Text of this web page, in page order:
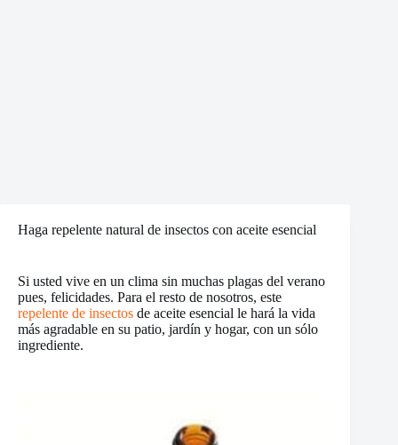
Haga repelente natural de insectos con aceite esencial
Si usted vive en un clima sin muchas plagas del verano
pues, felicidades. Para el resto de nosotros, este
repelente de insectos de aceite esencial le hará la vida
más agradable en su patio, jardín y hogar, con un sólo
ingrediente.